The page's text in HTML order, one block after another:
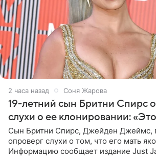
2 часа назад Соня Жарова
19-летний сын Бритни Спирс
слухи о ее клонировании:
Сын Бритни Спирс, Джейден Джеймс,
опроверг слухи о том, что его мать
Информацию сообщает издание Just